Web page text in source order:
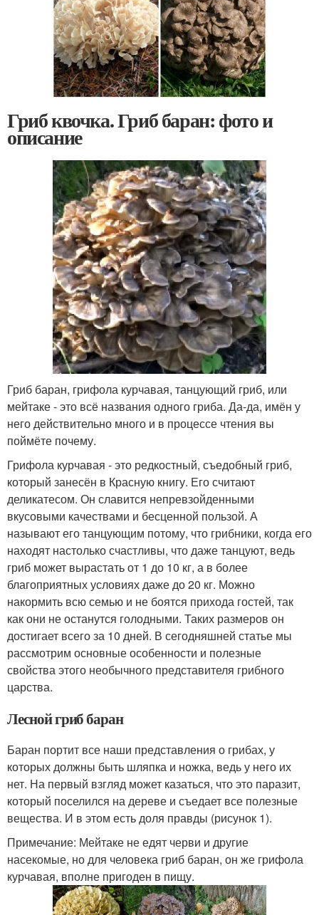
Гриб квочка. Гриб баран: фото и
описание
Гриб баран, грифола курчавая, танцующий гриб, или
мейтаке - это всё названия одного гриба. Да-да, имён у
него действительно много и в процессе чтения вы
поймёте почему.
Грифола курчавая - это редкостный, съедобный гриб,
который занесён в Красную книгу. Его считают
деликатесом. Он славится непревзойденными
вкусовыми качествами и бесценной пользой. А
называют его танцующим потому, что грибники, когда его
находят настолько счастливы, что даже танцуют, ведь
гриб может вырастать от 1 до 10 кг, а в более
благоприятных условиях даже до 20 кг. Можно
накормить всю семью и не боятся прихода гостей, так
как они не останутся голодными. Таких размеров он
достигает всего за 10 дней. В сегодняшней статье мы
рассмотрим основные особенности и полезные
свойства этого необычного представителя грибного
царства.
Лесной гриб баран
Баран портит все наши представления о грибах, у
которых должны быть шляпка и ножка, ведь у него их
нет. На первый взгляд может казаться, что это паразит,
который поселился на дереве и съедает все полезные
вещества. И в этом есть доля правды (рисунок 1).
Примечание: Мейтаке не едят черви и другие
насекомые, но для человека гриб баран, он же грифола
курчавая, вполне пригоден в пищу.